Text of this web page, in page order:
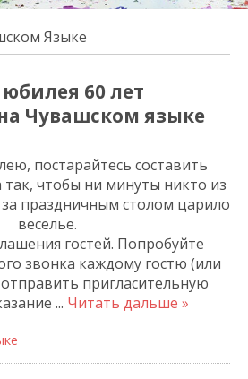
Языке
60 лет
Чувашском языке
постарайтесь составить
чтобы ни минуты никто из
за праздничным столом царило
веселье.
гостей. Попробуйте
звонка каждому гостю (или
пригласительную
... Читать дальше »